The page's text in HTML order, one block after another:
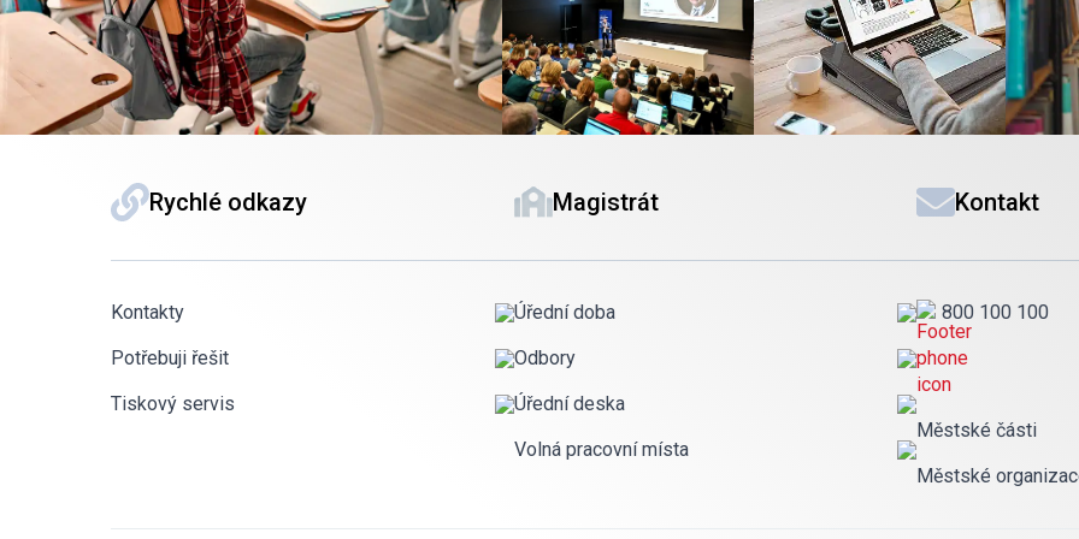
Rychlé odkazy
Kontakty
Potřebuji řešit
Tiskový servis
Magistrát
Úřední doba
Odbory
Úřední deska
Volná pracovní místa
Kontakt
800 100 100
Městské části
Městské